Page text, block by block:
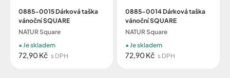
0885-0015 Dárková taška
vánoční SQUARE
NATUR Square
72,90 Kč s DPH
Je skladem
0885-0014 Dárková taška
vánoční SQUARE
NATUR Square
72,90 Kč s DPH
Je skladem